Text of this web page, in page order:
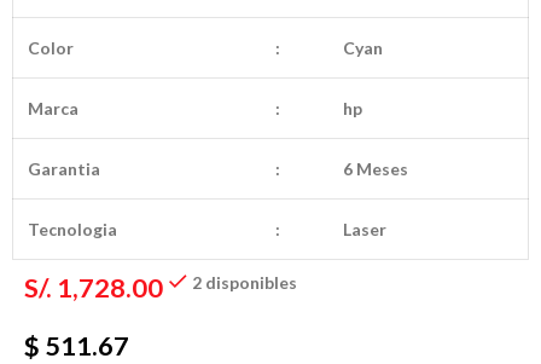
Color : Cyan
Marca : hp
Garantia : 6 Meses
Tecnologia : Laser
S/. 1,728.00
$ 511.67
2 disponibles